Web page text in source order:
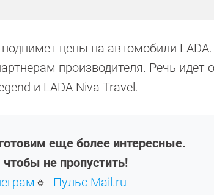
цены на автомобили LADA.
производителя. Речь идет о
и LADA Niva Travel.
еще более интересные.
не пропустить!
🔹 Пульс Mail.ru